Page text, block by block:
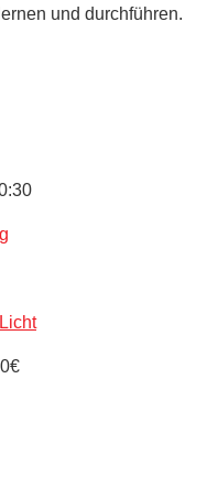
und durchführen.